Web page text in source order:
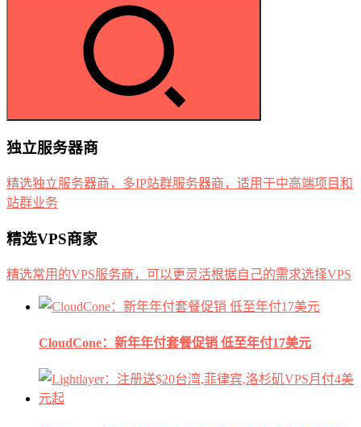
独立服务器商
精选独立服务器商，多IP站群服务器商，适用于中高端项目和
站群业务
精选VPS商家
精选常用的VPS服务商，可以更灵活根据自己的需求选择VPS
CloudCone：新年年付套餐促销 低至年付17美元